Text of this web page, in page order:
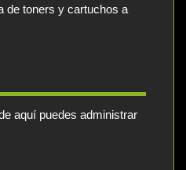
de toners y cartuchos a
aquí puedes administrar